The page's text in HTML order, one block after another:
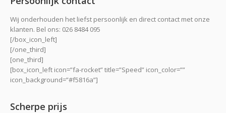
Wij onderhouden het liefst persoonlijk en direct contact met onze
klanten. Bel ons: 026 8484 095
[/box_icon_left]
[/one_third]
[one_third]
[box_icon_left icon=”fa-rocket” title=”Speed” icon_color=””
icon_background=”#f5816a”]
Scherpe prijs